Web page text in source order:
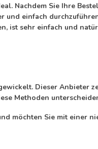
Nachdem Sie Ihre
und einfach
ist sehr einfach und
Dieser Anbieter
Methoden
möchten Sie mit einer